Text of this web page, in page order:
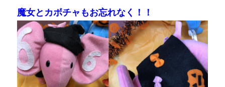
魔女とカボチャもお忘れなく！！